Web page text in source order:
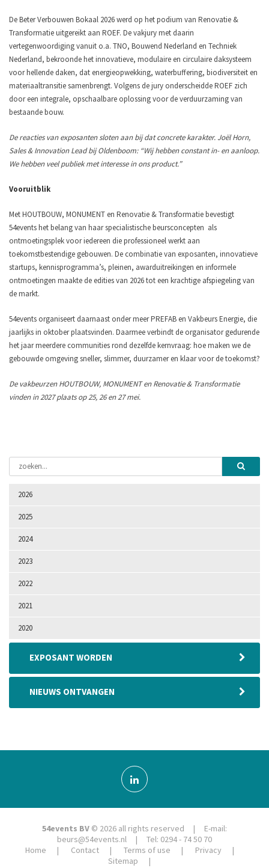
2026
2025
2024
2023
2022
2021
2020
EXPOSANT WORDEN
NIEUWS ONTVANGEN
De Beter Verbouwen Bokaal 2026 werd op het podium van Renovatie &
Transformatie uitgereikt aan ROEF. De vakjury met daarin
vertegenwoordiging vanuit o.a. TNO, Bouwend Nederland en Techniek
Nederland, bekroonde het innovatieve, modulaire en circulaire daksysteem
voor hellende daken, dat energieopwekking, waterbuffering, biodiversiteit en
materiaaltransitie samenbrengt. Volgens de jury onderscheidde ROEF zich
door een integrale, opschaalbare oplossing voor de verduurzaming van
bestaande bouw.
De reacties van exposanten sloten aan bij dat concrete karakter. Joël Horn,
Sales & Innovation Lead bij Oldenboom: “Wij hebben constant in- en aanloop.
We hebben veel publiek met interesse in ons product.”
Vooruitblik
Met HOUTBOUW, MONUMENT en Renovatie & Transformatie bevestigt
54events het belang van haar specialistische beursconcepten als
ontmoetingsplek voor iedereen die professioneel werkt aan
toekomstbestendige gebouwen. De combinatie van exposanten, innovatieve
startups, kennisprogramma’s, pleinen, awarduitreikingen en informele
ontmoetingen maakte de edities van 2026 tot een krachtige afspiegeling van
de markt.
54events organiseert daarnaast onder meer PREFAB en Vakbeurs Energie, die
jaarlijks in oktober plaatsvinden. Daarmee verbindt de organisator gedurende
het jaar meerdere communities rond dezelfde kernvraag: hoe maken we de
gebouwde omgeving sneller, slimmer, duurzamer en klaar voor de toekomst?
De vakbeurzen HOUTBOUW, MONUMENT en Renovatie & Transformatie
vinden in 2027 plaats op 25, 26 en 27 mei.
54events BV © 2026 all rights reserved | E-mail:
beurs@54events.nl | Tel: 0294 - 74 50 70
Home
Contact Terms of use
Privacy
Sitemap